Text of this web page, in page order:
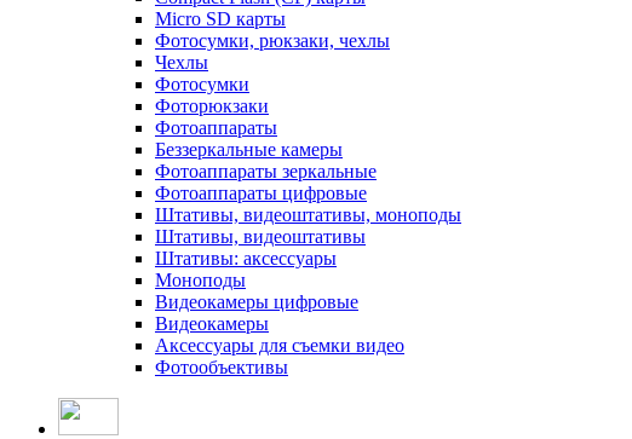
Micro SD карты
Фотосумки, рюкзаки, чехлы
Чехлы
Фотосумки
Фоторюкзаки
Фотоаппараты
Беззеркальные камеры
Фотоаппараты зеркальные
Фотоаппараты цифровые
Штативы, видеоштативы, моноподы
Штативы, видеоштативы
Штативы: аксессуары
Моноподы
Видеокамеры цифровые
Видеокамеры
Аксессуары для съемки видео
Фотообъективы